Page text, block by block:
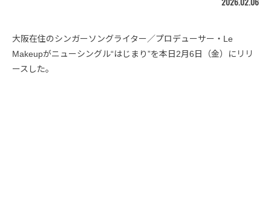
大阪在住のシンガーソングライター／プロデューサー・Le
Makeupがニューシングル“はじまり”を本日2月6日（金）にリリ
ースした。